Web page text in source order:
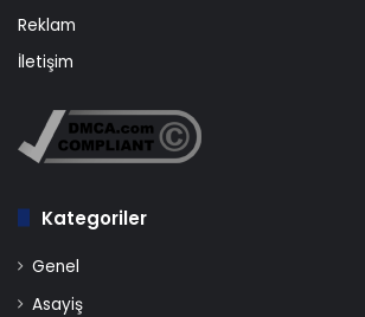
Reklam
İletişim
Kategoriler
Genel
Asayiş